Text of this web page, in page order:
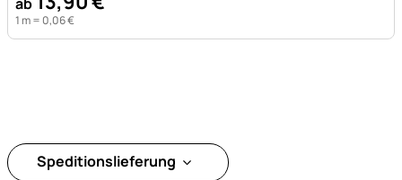
1 m = 0,06€
Speditionslieferung